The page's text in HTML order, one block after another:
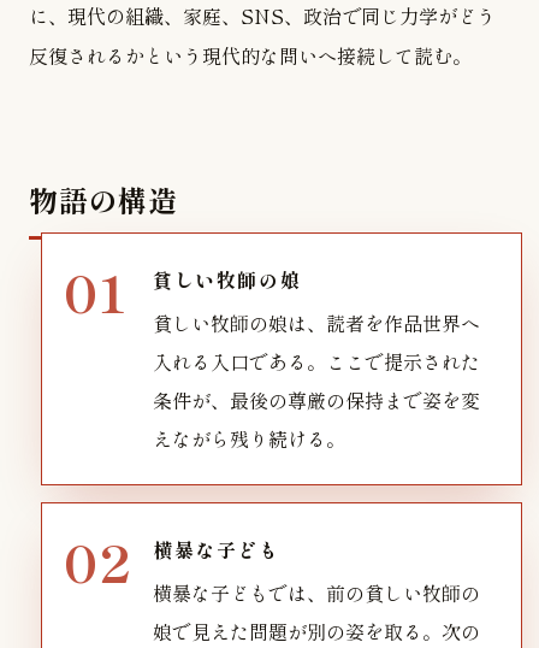
に、現代の組織、家庭、SNS、政治で同じ力学がどう
反復されるかという現代的な問いへ接続して読む。
物語の構造
貧しい牧師の娘
貧しい牧師の娘は、読者を作品世界へ
入れる入口である。ここで提示された
条件が、最後の尊厳の保持まで姿を変
えながら残り続ける。
横暴な子ども
横暴な子どもでは、前の貧しい牧師の
娘で見えた問題が別の姿を取る。次の